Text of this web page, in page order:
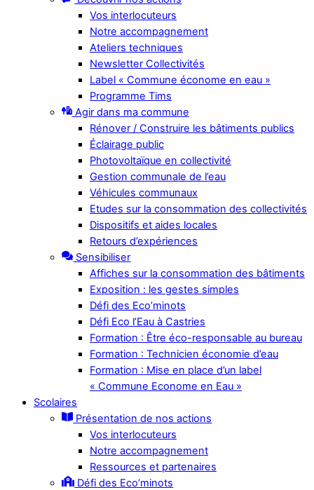
Vos interlocuteurs
Notre accompagnement
Ateliers techniques
Newsletter Collectivités
Label « Commune économe en eau »
Programme Tims
Agir dans ma commune
Rénover / Construire les bâtiments publics
Éclairage public
Photovoltaïque en collectivité
Gestion communale de l’eau
Véhicules communaux
Etudes sur la consommation des collectivités
Dispositifs et aides locales
Retours d’expériences
Sensibiliser
Affiches sur la consommation des bâtiments
Exposition : les gestes simples
Défi des Eco’minots
Défi Eco l’Eau à Castries
Formation : Être éco-responsable au bureau
Formation : Technicien économie d’eau
Formation : Mise en place d’un label
« Commune Econome en Eau »
Scolaires
Présentation de nos actions
Vos interlocuteurs
Notre accompagnement
Ressources et partenaires
Défi des Eco’minots